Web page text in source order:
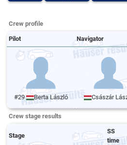
Crew profile
Pilot Navigator
#29 Berta László Császár
Crew stage results
Stage
SS
time